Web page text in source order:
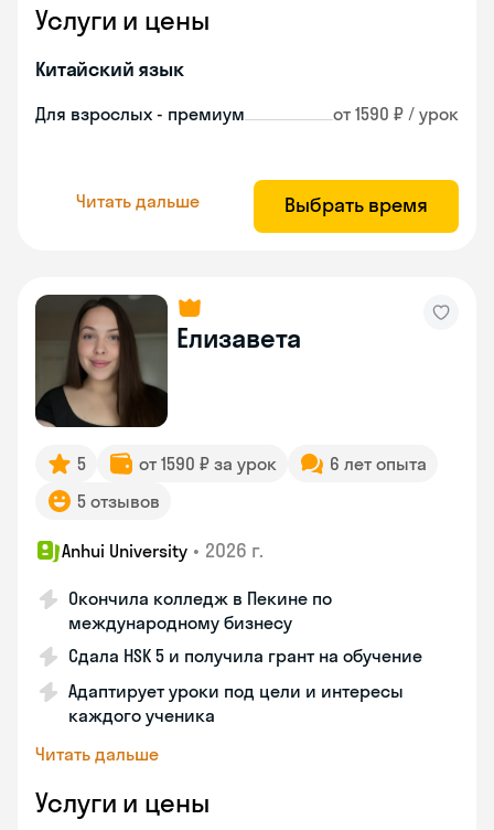
Услуги и цены
Китайский язык
Для взрослых - премиум от 1590 ₽ / урок
Читать дальше Выбрать время
Елизавета
5 от 1590 ₽ за урок
6 лет опыта
5 отзывов
Anhui University • 2026 г.
Окончила колледж в Пекине по
международному бизнесу
Сдала HSK 5 и получила грант на обучение
Адаптирует уроки под цели и интересы
каждого ученика
Читать дальше
Услуги и цены